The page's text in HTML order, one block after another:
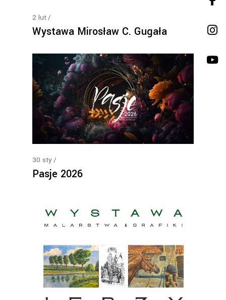
2 lut
Wystawa Mirosław C. Gugała
30 sty
Pasje 2026